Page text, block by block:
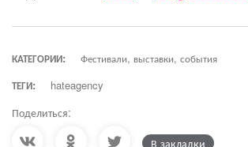
КАТЕГОРИИ:
Фестивали, выставки, события
ТЕГИ:
hateagency
Поделиться:
В закладки